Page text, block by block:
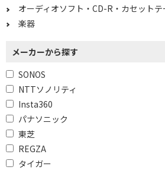
オーディオソフト・CD-R・カセットテ
楽器
メーカーから探す
SONOS
NTTソノリティ
Insta360
パナソニック
東芝
REGZA
タイガー
防塵
非対応
Bluetooth対応で絞り込む
Wi-Fiで絞り込む